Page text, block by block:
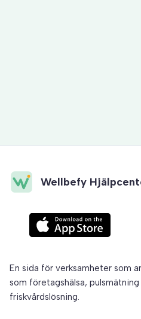
Wellbefy
En sida för verksamheter som
som företagshälsa, pulsmätning
friskvårdslösning.